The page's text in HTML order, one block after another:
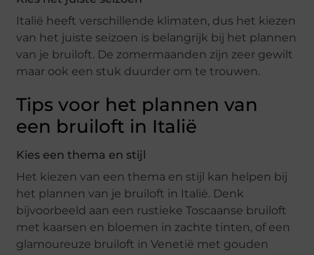
Italië heeft verschillende klimaten, dus het kiezen
van het juiste seizoen is belangrijk bij het plannen
van je bruiloft. De zomermaanden zijn zeer gewilt
maar ook een stuk duurder om te trouwen.
Tips voor het plannen van
een bruiloft in Italië
Kies een thema en stijl
Het kiezen van een thema en stijl kan helpen bij
het plannen van je bruiloft in Italië. Denk
bijvoorbeeld aan een rustieke Toscaanse bruiloft
met kaarsen en bloemen in zachte tinten, of een
glamoureuze bruiloft in Venetië met gouden